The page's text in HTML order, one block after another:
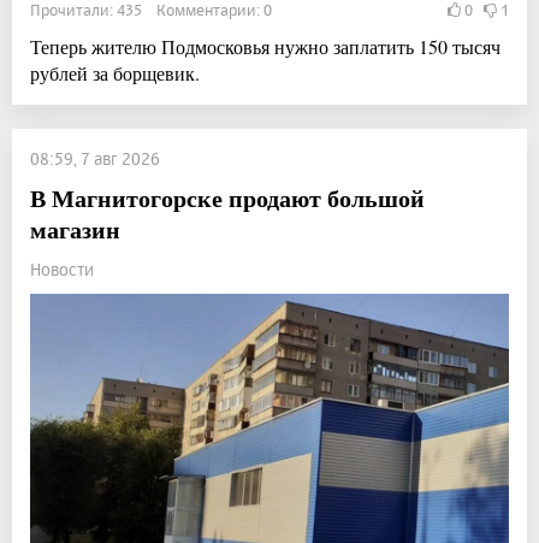
Прочитали: 435 Комментарии: 0 0 1
Теперь жителю Подмосковья нужно заплатить 150 тысяч
рублей за борщевик.
08:59, 7 авг 2026
В Магнитогорске продают большой
магазин
Новости